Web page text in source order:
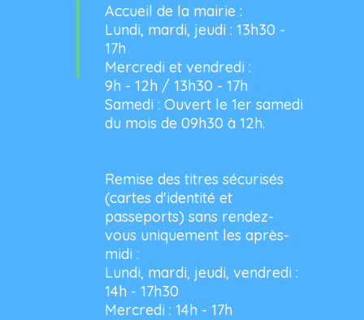
Accueil de la mairie :
Lundi, mardi, jeudi : 13h30 -
17h
Mercredi et vendredi :
9h - 12h / 13h30 - 17h
Samedi : Ouvert le 1er samedi
du mois de 09h30 à 12h.
Remise des titres sécurisés
(cartes d'identité et
passeports) sans rendez-
vous uniquement les après-
midi :
Lundi, mardi, jeudi, vendredi :
14h - 17h30
Mercredi : 14h - 17h